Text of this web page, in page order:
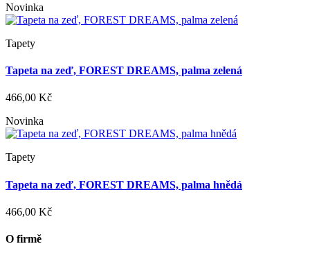
Novinka
Tapety
Tapeta na zeď, FOREST DREAMS, palma zelená
466,00 Kč
Novinka
Tapety
Tapeta na zeď, FOREST DREAMS, palma hnědá
466,00 Kč
O firmě